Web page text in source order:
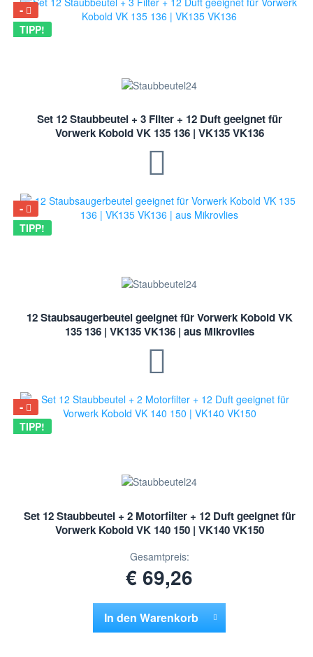
TIPP!
Set 12 Staubbeutel + 3 Filter + 12 Duft geeignet für
Vorwerk Kobold VK 135 136 | VK135 VK136
TIPP!
12 Staubsaugerbeutel geeignet für Vorwerk Kobold VK
135 136 | VK135 VK136 | aus Mikrovlies
TIPP!
Set 12 Staubbeutel + 2 Motorfilter + 12 Duft geeignet für
Vorwerk Kobold VK 140 150 | VK140 VK150
Gesamtpreis:
€ 69,26
In den Warenkorb